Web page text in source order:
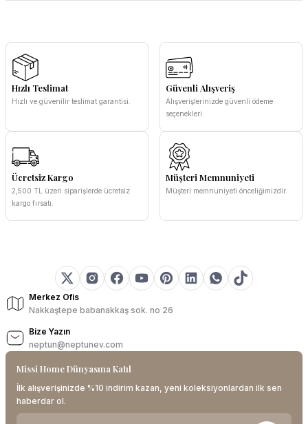
Hızlı Teslimat
Hızlı ve güvenilir teslimat garantisi.
Güvenli Alışveriş
Alışverişlerinizde güvenli ödeme
seçenekleri.
Ücretsiz Kargo
2,500 TL üzeri siparişlerde ücretsiz
kargo fırsatı.
Müşteri Memnuniyeti
Müşteri memnuniyeti önceliğimizdir.
Merkez Ofis
Nakkaştepe babanakkaş sok. no 26
Bize Yazın
neptun@neptunev.com
Missi Home Dünyasına Katıl
İlk alışverişinizde %10 indirim kazan, yeni koleksiyonlardan ilk sen
haberdar ol.